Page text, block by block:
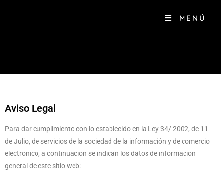
MENÚ
Aviso Legal
Para dar cumplimiento con lo establecido en la Ley 34/ 2002, de 11
de Julio, de servicios de la sociedad de la información y de comercio
electrónico, a continuación se indican los datos de información
general de este sitio web: